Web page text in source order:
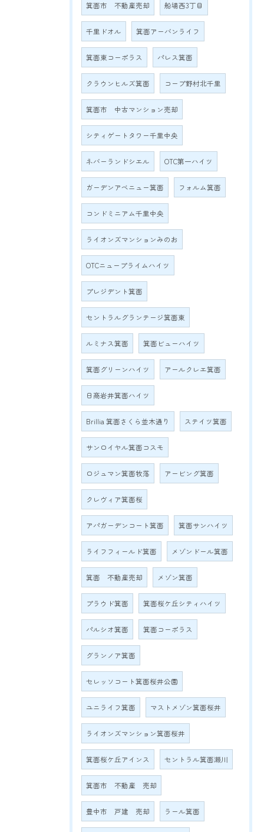
箕面市 不動産売却 船場西3丁目
千里ドオル 箕面アーバンライフ
箕面東コーポラス パレス箕面
クラウンヒルズ箕面 コープ野村北千里
箕面市 中古マンション売却
シティゲートタワー千里中央
ネバーランドシエル OTC第一ハイツ
ガーデンアベニュー箕面 フォルム箕面
コンドミニアム千里中央
ライオンズマンションみのお
OTCニュープライムハイツ
プレジデント箕面
セントラルグランテージ箕面東
ルミナス箕面 箕面ビューハイツ
箕面グリーンハイツ アールクレエ箕面
日商岩井箕面ハイツ
Brillia 箕面さくら並木通り ステイツ箕面
サンロイヤル箕面コスモ
ロジュマン箕面牧落 アービング箕面
クレヴィア箕面桜
アパガーデンコート箕面 箕面サンハイツ
ライフフィールド箕面 メゾンドール箕面
箕面 不動産売却 メゾン箕面
プラウド箕面 箕面桜ケ丘シティハイツ
パルシオ箕面 箕面コーポラス
グランノア箕面
セレッソコート箕面桜井公園
ユニライフ箕面 マストメゾン箕面桜井
ライオンズマンション箕面桜井
箕面桜ケ丘アインス セントラル箕面瀬川
箕面市 不動産 売却
豊中市 戸建 売却 ラール箕面